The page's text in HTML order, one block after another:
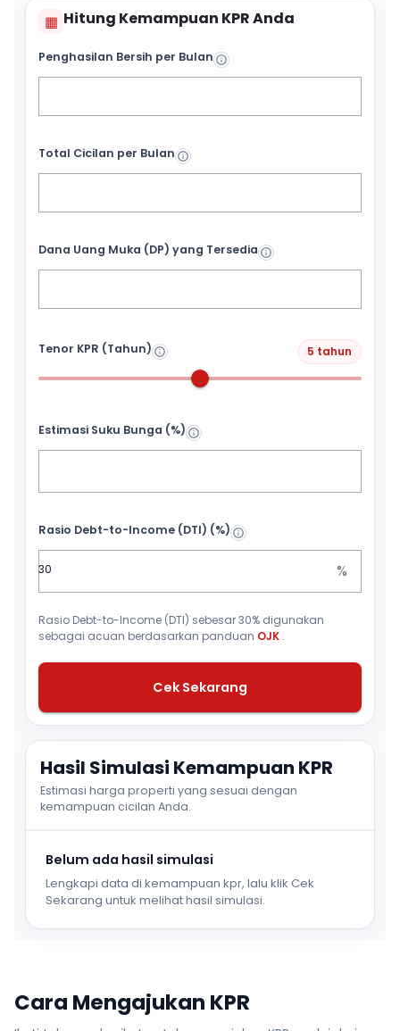
▦ Hitung Kemampuan KPR Anda
Penghasilan Bersih per Bulan
Total Cicilan per Bulan
Dana Uang Muka (DP) yang Tersedia
Tenor KPR (Tahun) 5 tahun
Estimasi Suku Bunga (%)
Rasio Debt-to-Income (DTI) (%)
%
Rasio Debt-to-Income (DTI) sebesar 30% digunakan
sebagai acuan berdasarkan panduan OJK .
Cek Sekarang
Hasil Simulasi Kemampuan KPR
Estimasi harga properti yang sesuai dengan
kemampuan cicilan Anda.
Belum ada hasil simulasi
Lengkapi data di kemampuan kpr, lalu klik Cek
Sekarang untuk melihat hasil simulasi.
Cara Mengajukan KPR